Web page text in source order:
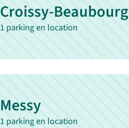
Croissy-Beaubourg
1 parking en location
Messy
1 parking en location